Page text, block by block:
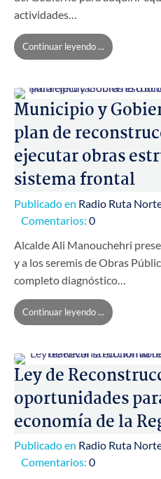
actividades…
Continuar leyendo ...
Municipio y
plan de
ejecutar obras
sistema frontal
Publicado en Radio Ruta
Comentarios: 0
Alcalde Ali Manouchehri
y a los seremis de Obras
completo diagnóstico…
Continuar leyendo ...
Ley de
oportunidades
economía de la
Publicado en Radio Ruta
Comentarios: 0